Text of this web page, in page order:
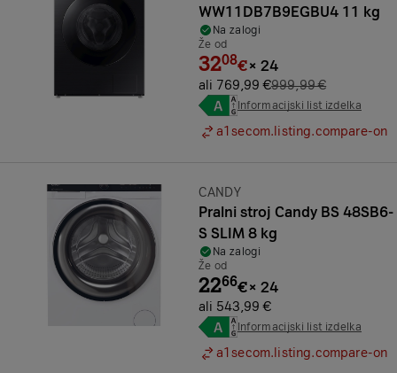
WW11DB7B9EGBU4 11 kg
Na zalogi
Že od
3208€× 24
ali 769,99 €999,99 €
Informacijski list izdelka
a1secom.listing.compare-on
Znamka:
CANDY
Pralni stroj Candy BS 48SB6-
S SLIM 8 kg
Na zalogi
Že od
2266€× 24
ali 543,99 €
Informacijski list izdelka
a1secom.listing.compare-on